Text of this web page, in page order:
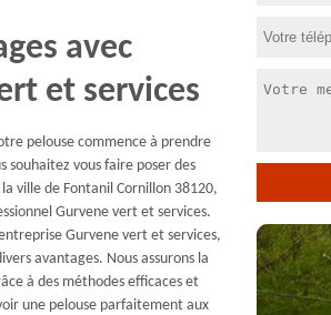
avec
et services
pelouse commence à prendre
souhaitez vous faire poser des
ville de Fontanil Cornillon 38120,
Gurvene vert et services.
Gurvene vert et services,
avantages. Nous assurons la
à des méthodes efficaces et
une pelouse parfaitement aux